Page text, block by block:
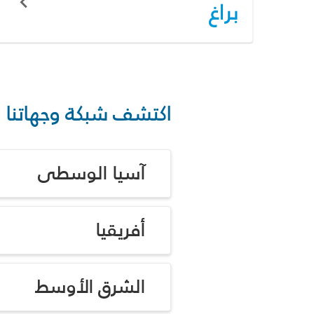
براغ
اكتشف شبكة وجهاتنا
آسيا الوسطى
أفريقيا
الشرق الأوسط